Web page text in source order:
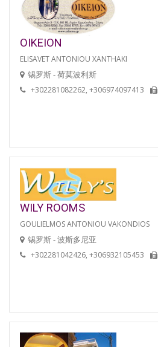
OIKEION
ELISAVET ANTONIOU XANTHAKI
锡罗斯 - 荷莫波利斯
+302281082262, +306974097413
WILY ROOMS
GOULIELMOS ANTONIOU VAKONDIOS
锡罗斯 - 波斯多尼亚
+302281042426, +306932105453